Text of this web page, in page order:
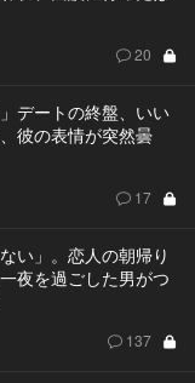
20
デートの終盤、いい
彼の表情が突然曇
17
い」。恋人の朝帰り
夜を過ごした男がつ
137